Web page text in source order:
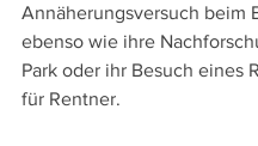
Annäherungsversuch beim
ebenso wie ihre
Park oder ihr Besuch eines
für Rentner.